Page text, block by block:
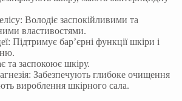
Володіє заспокійливими та
властивостями.
Підтримує бар’єрні функції шкіри і
та заспокоює шкіру.
Забезпечують глибоке очищення
вироблення шкірного сала.